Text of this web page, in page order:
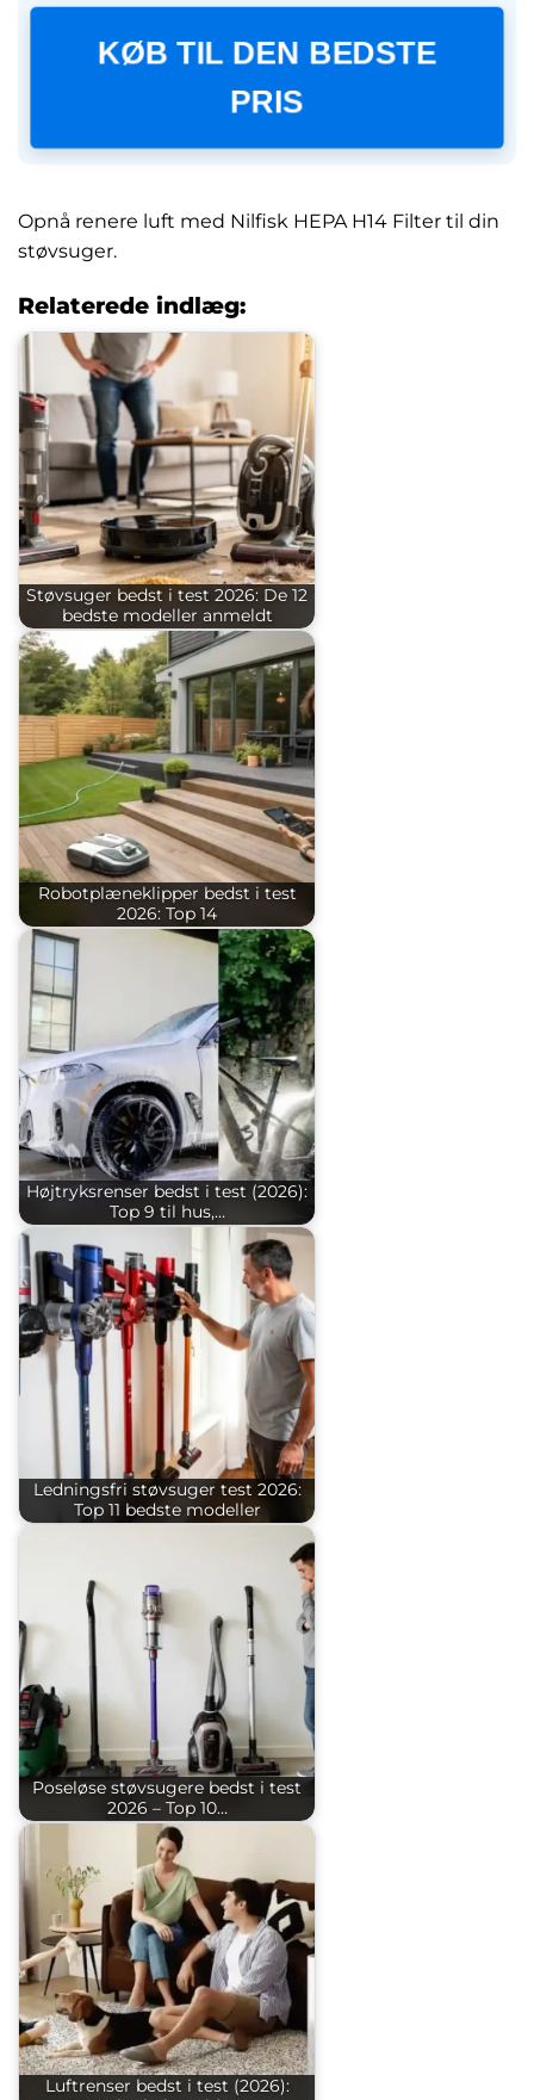
KØB TIL DEN BEDSTE
PRIS
Opnå renere luft med Nilfisk HEPA H14 Filter til din
støvsuger.
Relaterede indlæg:
Støvsuger bedst i test 2026: De 12
bedste modeller anmeldt
Robotplæneklipper bedst i test
2026: Top 14
Højtryksrenser bedst i test (2026):
Top 9 til hus,…
Ledningsfri støvsuger test 2026:
Top 11 bedste modeller
Poseløse støvsugere bedst i test
2026 – Top 10…
Luftrenser bedst i test (2026):